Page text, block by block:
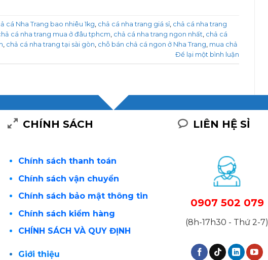
cá Nha Trang bao nhiêu 1kg chả cá nha trang giá sỉ chả cá nha trang
cá nha trang mua ở đâu tphcm chả cá nha trang ngon nhất chả cá
chả cá nha trang tại sài gòn chỗ bán chả cá ngon ở Nha Trang mua chả
Để lại một bình luận
CHÍNH SÁCH
Chính sách thanh toán
Chính sách vận chuyển
Chính sách bảo mật thông tin
Chính sách kiểm hàng
CHÍNH SÁCH VÀ QUY ĐỊNH
Giới thiệu
LIÊN HỆ SỈ
0907 502 079
(8h-17h30 - Thứ 2-7)